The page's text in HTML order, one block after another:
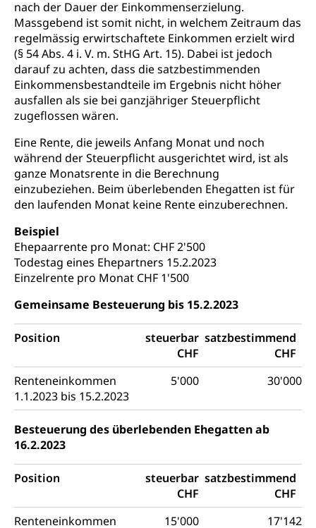
nach der Dauer der Einkommenserzielung.
Massgebend ist somit nicht, in welchem Zeitraum das
regelmässig erwirtschaftete Einkommen erzielt wird
(§ 54 Abs. 4 i. V. m. StHG Art. 15). Dabei ist jedoch
darauf zu achten, dass die satzbestimmenden
Einkommensbestandteile im Ergebnis nicht höher
ausfallen als sie bei ganzjähriger Steuerpflicht
zugeflossen wären.
Eine Rente, die jeweils Anfang Monat und noch
während der Steuerpflicht ausgerichtet wird, ist als
ganze Monatsrente in die Berechnung
einzubeziehen. Beim überlebenden Ehegatten ist für
den laufenden Monat keine Rente einzuberechnen.
Beispiel
Ehepaarrente pro Monat: CHF 2'500
Todestag eines Ehepartners 15.2.2023
Einzelrente pro Monat CHF 1'500
Gemeinsame Besteuerung bis 15.2.2023
Position
steuerbar
CHF
satzbestimmend
CHF
Renteneinkommen
1.1.2023 bis 15.2.2023
5'000 30'000
Besteuerung des überlebenden Ehegatten ab
16.2.2023
Position
steuerbar
CHF
satzbestimmend
CHF
Renteneinkommen
15'000 17'142